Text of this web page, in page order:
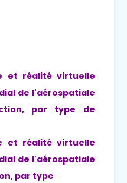
et réalité virtuelle
de l'aérospatiale
par type de
et réalité virtuelle
de l'aérospatiale
par type